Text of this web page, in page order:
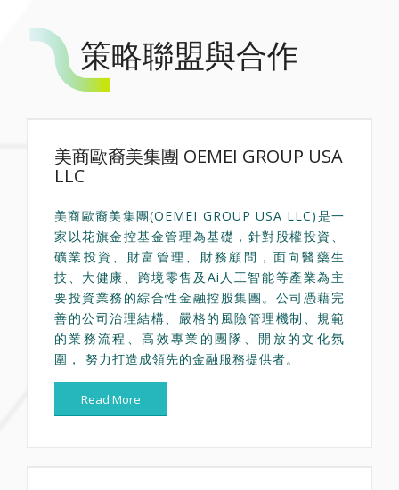
策略聯盟與合作
美商歐裔美集團 OEMEI GROUP USA
LLC
美商歐裔美集團(OEMEI GROUP USA LLC)是一
家以花旗金控基金管理為基礎，針對股權投資、
礦業投資、財富管理、財務顧問，面向醫藥生
技、大健康、跨境零售及Ai人工智能等產業為主
要投資業務的綜合性金融控股集團。公司憑藉完
善的公司治理結構、嚴格的風險管理機制、規範
的業務流程、高效專業的團隊、開放的文化氛
圍， 努力打造成領先的金融服務提供者。
Read More